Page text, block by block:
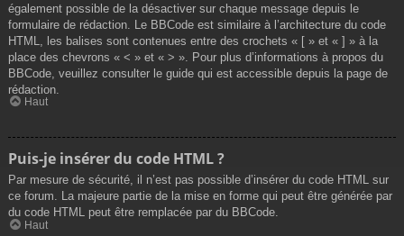
également possible de la désactiver sur chaque message depuis le
formulaire de rédaction. Le BBCode est similaire à l’architecture du code
HTML, les balises sont contenues entre des crochets « [ » et « ] » à la
place des chevrons « < » et « > ». Pour plus d’informations à propos du
BBCode, veuillez consulter le guide qui est accessible depuis la page de
rédaction.
Haut
Puis-je insérer du code HTML ?
Par mesure de sécurité, il n’est pas possible d’insérer du code HTML sur
ce forum. La majeure partie de la mise en forme qui peut être générée par
du code HTML peut être remplacée par du BBCode.
Haut